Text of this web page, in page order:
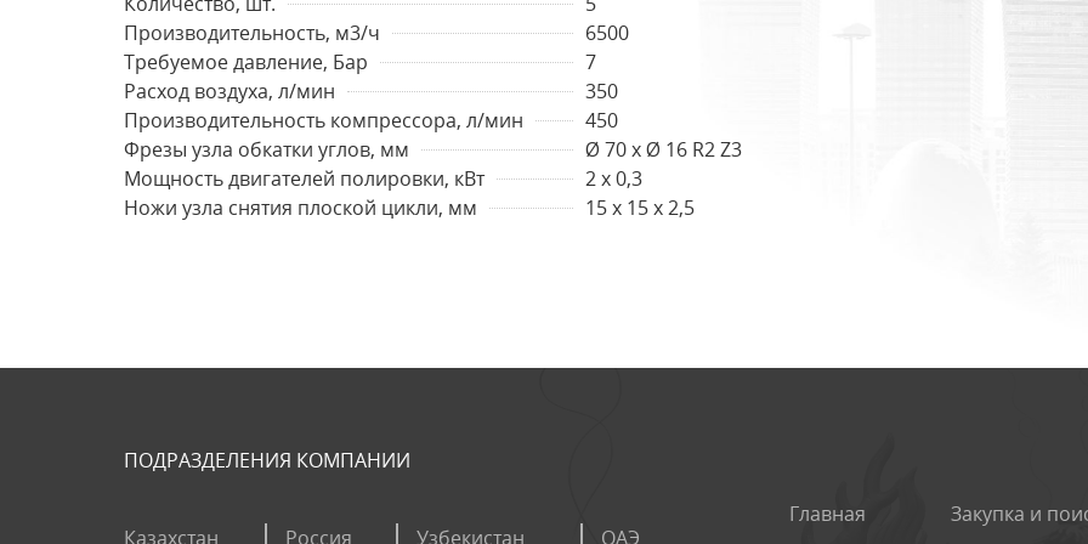
Производительность, м3/ч
6500
Требуемое давление, Бар
7
Расход воздуха, л/мин
350
Производительность компрессора, л/мин
450
Фрезы узла обкатки углов, мм
Ø 70 x Ø 16 R2 Z3
Мощность двигателей полировки, кВт
2 x 0,3
Ножи узла снятия плоской цикли, мм
15 x 15 x 2,5
ПОДРАЗДЕЛЕНИЯ КОМПАНИИ
Казахстан Россия Узбекистан ОАЭ
Главная
Закупка и